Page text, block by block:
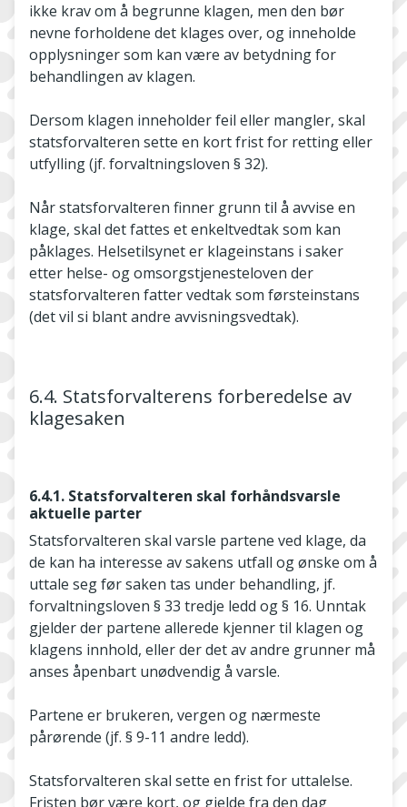
ikke krav om å begrunne klagen, men den bør
nevne forholdene det klages over, og inneholde
opplysninger som kan være av betydning for
behandlingen av klagen.
Dersom klagen inneholder feil eller mangler, skal
statsforvalteren sette en kort frist for retting eller
utfylling (jf. forvaltningsloven § 32).
Når statsforvalteren finner grunn til å avvise en
klage, skal det fattes et enkeltvedtak som kan
påklages. Helsetilsynet er klageinstans i saker
etter helse- og omsorgstjenesteloven der
statsforvalteren fatter vedtak som førsteinstans
(det vil si blant andre avvisningsvedtak).
6.4. Statsforvalterens forberedelse av
klagesaken
6.4.1. Statsforvalteren skal forhåndsvarsle
aktuelle parter
Statsforvalteren skal varsle partene ved klage, da
de kan ha interesse av sakens utfall og ønske om å
uttale seg før saken tas under behandling, jf.
forvaltningsloven § 33 tredje ledd og § 16. Unntak
gjelder der partene allerede kjenner til klagen og
klagens innhold, eller der det av andre grunner må
anses åpenbart unødvendig å varsle.
Partene er brukeren, vergen og nærmeste
pårørende (jf. § 9-11 andre ledd).
Statsforvalteren skal sette en frist for uttalelse.
Fristen bør være kort, og gjelde fra den dag